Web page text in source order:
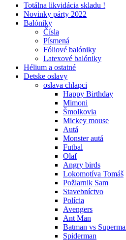
Totálna likvidácia skladu !
Novinky párty 2022
Balóniky
Čísla
Písmená
Fóliové balóniky
Latexové balóniky
Hélium a ostatné
Detske oslavy
oslava chlapci
Happy Birthday
Mimoni
Šmolkovia
Mickey mouse
Autá
Monster autá
Futbal
Olaf
Angry birds
Lokomotíva Tomáš
Požiarnik Sam
Stavebníctvo
Polícia
Avengers
Ant Man
Batman vs
Spiderman